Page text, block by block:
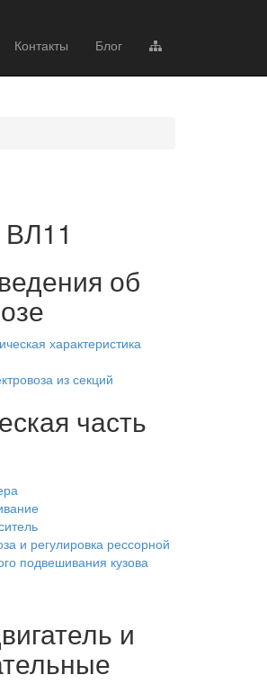
Контакты Блог
об
характеристика
из секций
часть
и регулировка рессорной
подвешивания кузова
и